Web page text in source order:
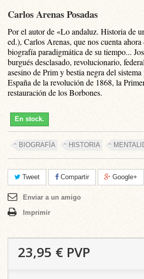
Carlos Arenas Posadas
Por el autor de «Lo andaluz. Historia de
ed.), Carlos Arenas, que nos cuenta
biografía paradigmática de su tiempo...
burgués desclasado, revolucionario,
asesino de Prim y bestia negra del
España de la revolución de 1868, la
restauración de los Borbones.
En stock.
BIOGRAFÍA HISTORIA
Tweet Compartir Google+
Enviar a un amigo
Imprimir
23,95 € PVP